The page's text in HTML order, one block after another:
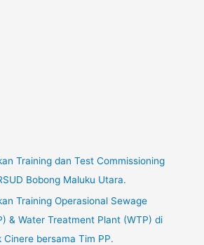
Training dan Test Commissioning
Bobong Maluku Utara.
Training Operasional Sewage
& Water Treatment Plant (WTP) di
Cinere bersama Tim PP.